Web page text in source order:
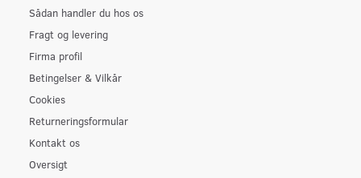
Sådan handler du hos os
Fragt og levering
Firma profil
Betingelser & Vilkår
Cookies
Returneringsformular
Kontakt os
Oversigt